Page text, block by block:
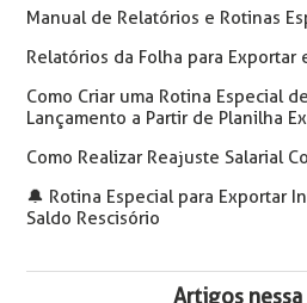
Manual de Relatórios e Rotinas
Relatórios da Folha para Exportar
Como Criar uma Rotina Especial
Lançamento a Partir de Planilha
Como Realizar Reajuste Salarial
🔔️ Rotina Especial para Exportar
Saldo Rescisório
Artigos nessa